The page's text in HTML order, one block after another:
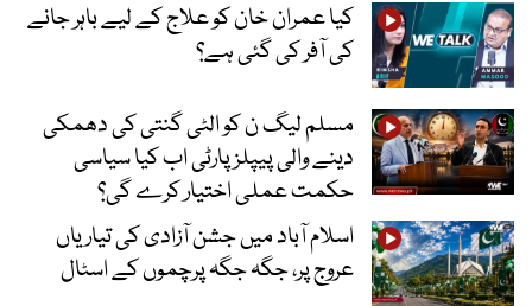
کیا عمران خان کو علاج کے لیے باہر جانے
کی آفر کی گئی ہے؟
مسلم لیگ ن کو الٹی گنتی کی دھمکی
دینے والی پیپلز پارٹی اب کیا سیاسی
حکمت عملی اختیار کرے گی؟
اسلام آباد میں جشن آزادی کی تیاریاں
عروج پر، جگہ جگہ پرچموں کے اسٹال